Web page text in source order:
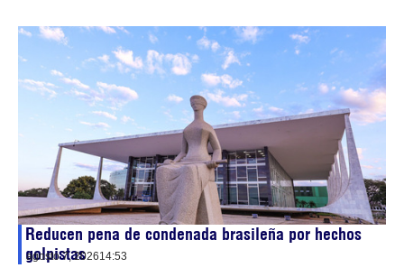
Reducen pena de condenada brasileña por hechos
golpistas
agosto 7, 202614:53